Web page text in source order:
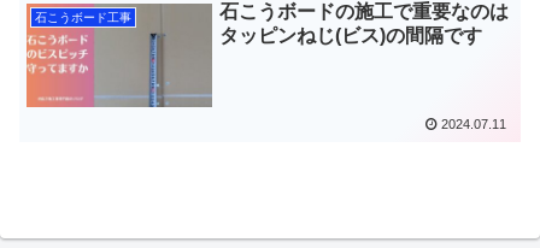
石こうボード工事
石こうボードの施工で重要なのは
タッピンねじ(ビス)の間隔です
2024.07.11